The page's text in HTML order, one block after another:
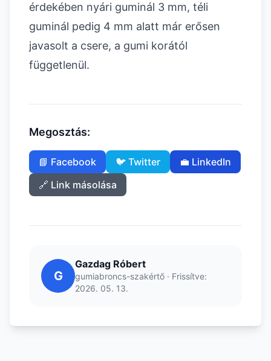
érdekében nyári guminál 3 mm, téli
guminál pedig 4 mm alatt már erősen
javasolt a csere, a gumi korától
függetlenül.
Megosztás:
📘 Facebook 🐦 Twitter
💼 LinkedIn
🔗 Link másolása
G
Gazdag Róbert
gumiabroncs-szakértő · Frissítve:
2026. 05. 13.